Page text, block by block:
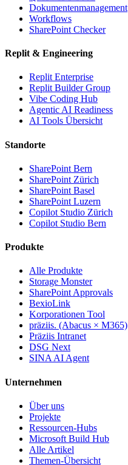
Dokumentenmanagement
Workflows
SharePoint Checker
Replit & Engineering
Replit Enterprise
Replit Builder Group
Vibe Coding Hub
Agentic AI Readiness
AI Tools Übersicht
Standorte
SharePoint Bern
SharePoint Zürich
SharePoint Basel
SharePoint Luzern
Copilot Studio Zürich
Copilot Studio Bern
Produkte
Alle Produkte
Storage Monster
SharePoint Approvals
BexioLink
Korporationen Tool
präziis. (Abacus × M365)
Präziis Intranet
DSG Next
SINA AI Agent
Unternehmen
Über uns
Projekte
Ressourcen-Hubs
Microsoft Build Hub
Alle Artikel
Themen-Übersicht